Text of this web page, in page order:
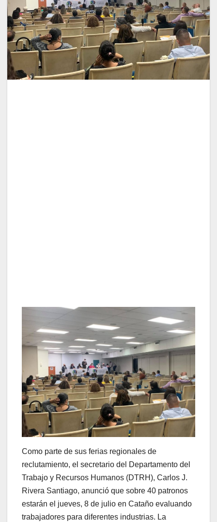
Como parte de sus ferias regionales de
reclutamiento, el secretario del Departamento del
Trabajo y Recursos Humanos (DTRH), Carlos J.
Rivera Santiago, anunció que sobre 40 patronos
estarán el jueves, 8 de julio en Cataño evaluando
trabajadores para diferentes industrias. La